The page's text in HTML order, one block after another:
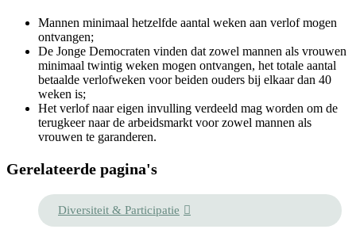
Mannen minimaal hetzelfde aantal weken aan verlof mogen
ontvangen;
De Jonge Democraten vinden dat zowel mannen als vrouwen
minimaal twintig weken mogen ontvangen, het totale aantal
betaalde verlofweken voor beiden ouders bij elkaar dan 40
weken is;
Het verlof naar eigen invulling verdeeld mag worden om de
terugkeer naar de arbeidsmarkt voor zowel mannen als
vrouwen te garanderen.
Gerelateerde pagina's
Diversiteit & Participatie